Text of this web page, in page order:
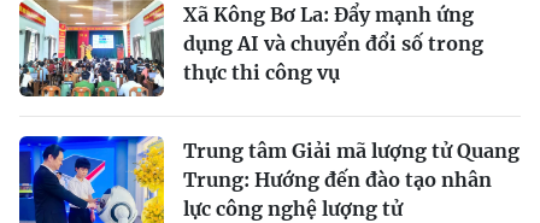
Xã Kông Bơ La: Đẩy mạnh ứng
dụng AI và chuyển đổi số trong
thực thi công vụ
Trung tâm Giải mã lượng tử Quang
Trung: Hướng đến đào tạo nhân
lực công nghệ lượng tử